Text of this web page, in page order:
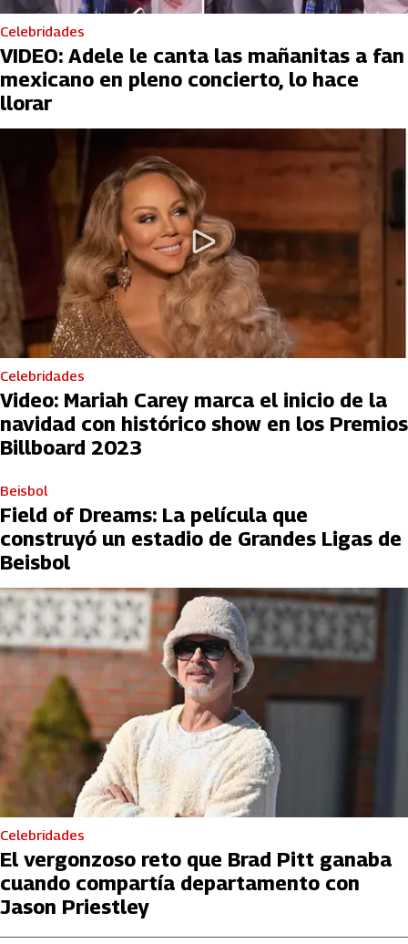
Celebridades
VIDEO: Adele le canta las mañanitas a fan
mexicano en pleno concierto, lo hace
llorar
Celebridades
Video: Mariah Carey marca el inicio de la
navidad con histórico show en los Premios
Billboard 2023
Beisbol
Field of Dreams: La película que
construyó un estadio de Grandes Ligas de
Beisbol
Celebridades
El vergonzoso reto que Brad Pitt ganaba
cuando compartía departamento con
Jason Priestley